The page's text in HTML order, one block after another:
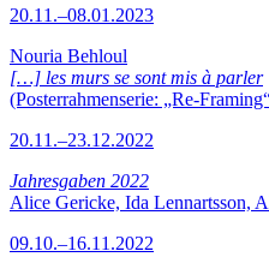
20.11.–08.01.2023
Nouria Behloul
[…] les murs se sont mis à parler
(Posterrahmenserie: „Re-
20.11.–23.12.2022
Jahresgaben 2022
Alice Gericke, Ida Lennartsson,
09.10.–16.11.2022